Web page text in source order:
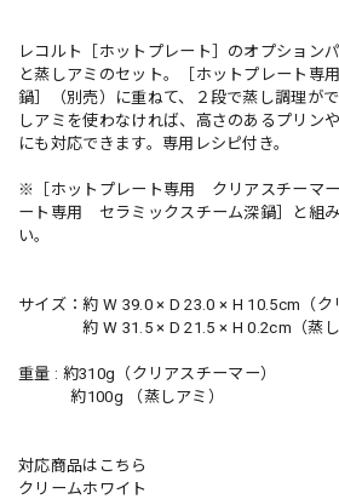
レコルト［ホットプレート］のオプション
と蒸しアミのセット。［ホットプレート
鍋］（別売）に重ねて、２段で蒸し調理が
しアミを使わなければ、高さのあるプリン
にも対応できます。専用レシピ付き。
※［ホットプレート専用 クリアスチーマ
ート専用 セラミックスチーム深鍋］と組
い。
サイズ：約 W 39.0 × D 23.0 × H 10.5cm（ク
約 W 31.5 × D 21.5 × H 0.2cm（蒸し
重量 : 約310g（クリアスチーマー）
約100g （蒸しアミ）
対応商品はこちら
クリームホワイト